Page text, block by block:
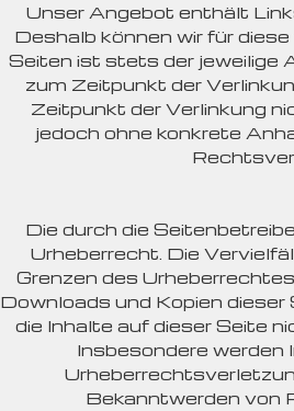
Unser Angebot enthält
Deshalb können wir für
Seiten ist stets der jeweilige
zum Zeitpunkt der
Zeitpunkt der Verlinkung
jedoch ohne konkrete
Die durch die
Urheberrecht. Die
Grenzen des
Downloads und Kopien
die Inhalte auf dieser Seite
Insbesondere
Bekanntwerden von